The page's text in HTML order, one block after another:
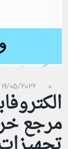
19/05/2026 0 دیدگاه ها
مرجع